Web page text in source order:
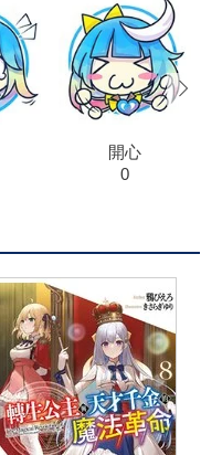
開心
0
next